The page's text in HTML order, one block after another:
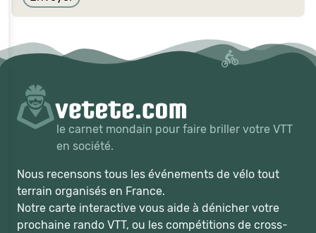
le carnet mondain pour faire briller votre VTT
en société.
Nous recensons tous les événements de vélo tout
terrain organisés en France.
Notre carte interactive vous aide à dénicher votre
prochaine rando VTT, ou les compétitions de cross-